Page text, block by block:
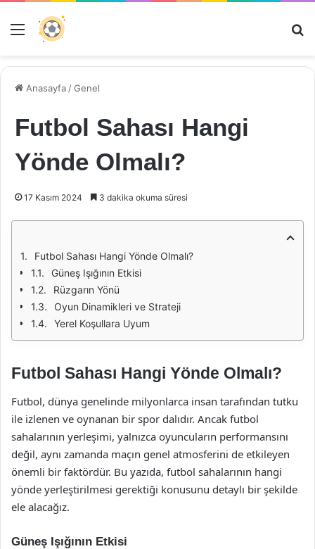
Menü
Anasayfa /Genel
Futbol Sahası Hangi
Yönde Olmalı?
17 Kasım 2024 3 dakika okuma süresi
Futbol Sahası Hangi Yönde Olmalı?
Güneş Işığının Etkisi
Rüzgarın Yönü
Oyun Dinamikleri ve Strateji
Yerel Koşullara Uyum
Futbol Sahası Hangi Yönde Olmalı?
Futbol, dünya genelinde milyonlarca insan tarafından tutku
ile izlenen ve oynanan bir spor dalıdır. Ancak futbol
sahalarının yerleşimi, yalnızca oyuncuların performansını
değil, aynı zamanda maçın genel atmosferini de etkileyen
önemli bir faktördür. Bu yazıda, futbol sahalarının hangi
yönde yerleştirilmesi gerektiği konusunu detaylı bir şekilde
ele alacağız.
Güneş Işığının Etkisi